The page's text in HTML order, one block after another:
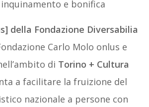
e bonifica
della Fondazione Diversabilia
Carlo Molo onlus e
di Torino + Cultura
a facilitare la fruizione del
nazionale a persone con